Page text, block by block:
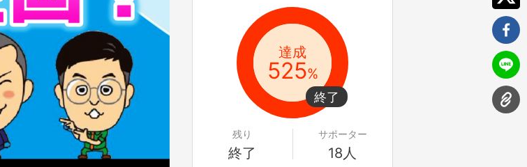
達成
525%
残り
終了
サポーター
18人